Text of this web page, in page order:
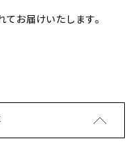
お届けいたします。